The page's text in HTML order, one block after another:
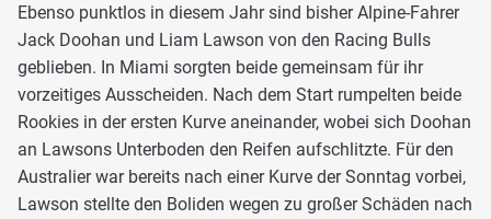
Ebenso punktlos in diesem Jahr sind bisher Alpine-Fahrer
Jack Doohan und Liam Lawson von den Racing Bulls
geblieben. In Miami sorgten beide gemeinsam für ihr
vorzeitiges Ausscheiden. Nach dem Start rumpelten beide
Rookies in der ersten Kurve aneinander, wobei sich Doohan
an Lawsons Unterboden den Reifen aufschlitzte. Für den
Australier war bereits nach einer Kurve der Sonntag vorbei,
Lawson stellte den Boliden wegen zu großer Schäden nach